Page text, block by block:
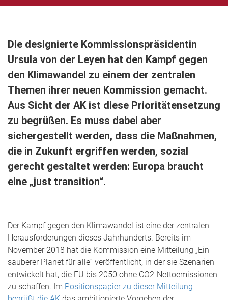
Die designierte Kommissionspräsidentin
Ursula von der Leyen hat den Kampf gegen
den Klimawandel zu einem der zentralen
Themen ihrer neuen Kommission gemacht.
Aus Sicht der AK ist diese Prioritätensetzung
zu begrüßen. Es muss dabei aber
sichergestellt werden, dass die Maßnahmen,
die in Zukunft ergriffen werden, sozial
gerecht gestaltet werden: Europa braucht
eine „just transition“.
Der Kampf gegen den Klimawandel ist eine der zentralen
Herausforderungen dieses Jahrhunderts. Bereits im
November 2018 hat die Kommission eine Mitteilung „Ein
sauberer Planet für alle“ veröffentlicht, in der sie Szenarien
entwickelt hat, die EU bis 2050 ohne CO2-Nettoemissionen
zu schaffen. Im Positionspapier zu dieser Mitteilung